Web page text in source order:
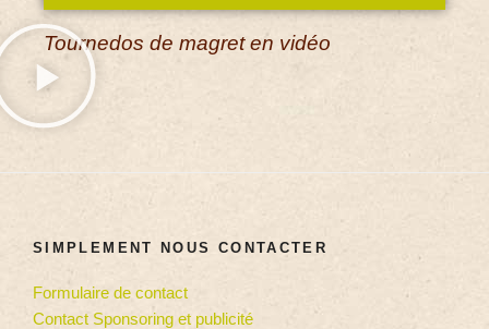
Tournedos de magret en vidéo
SIMPLEMENT NOUS CONTACTER
Formulaire de contact
Contact Sponsoring et publicité